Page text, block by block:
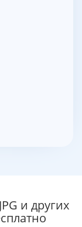
и других